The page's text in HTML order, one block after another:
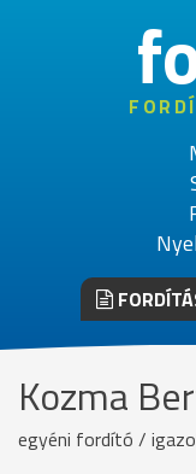
Kozma
egyéni fordító /